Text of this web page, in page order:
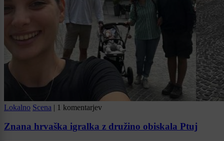
Lokalno Scena | 1 komentarjev
Znana hrvaška igralka z družino obiskala Ptuj